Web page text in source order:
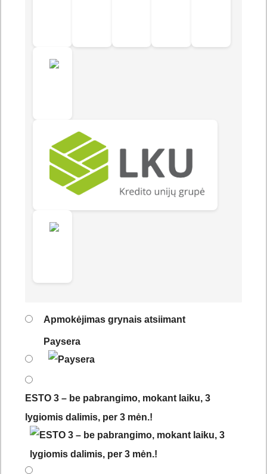
Apmokėjimas grynais atsiimant
Paysera
ESTO 3 – be pabrangimo, mokant laiku, 3
lygiomis dalimis, per 3 mėn.!